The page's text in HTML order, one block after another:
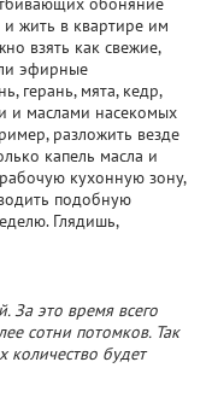
и жить в квартире им
взять как свежие,
эфирные
герань, мята, кедр,
и маслами насекомых
разложить везде
капель масла и
кухонную зону,
подобную
Глядишь,
это время всего
сотни потомков. Так
количество будет